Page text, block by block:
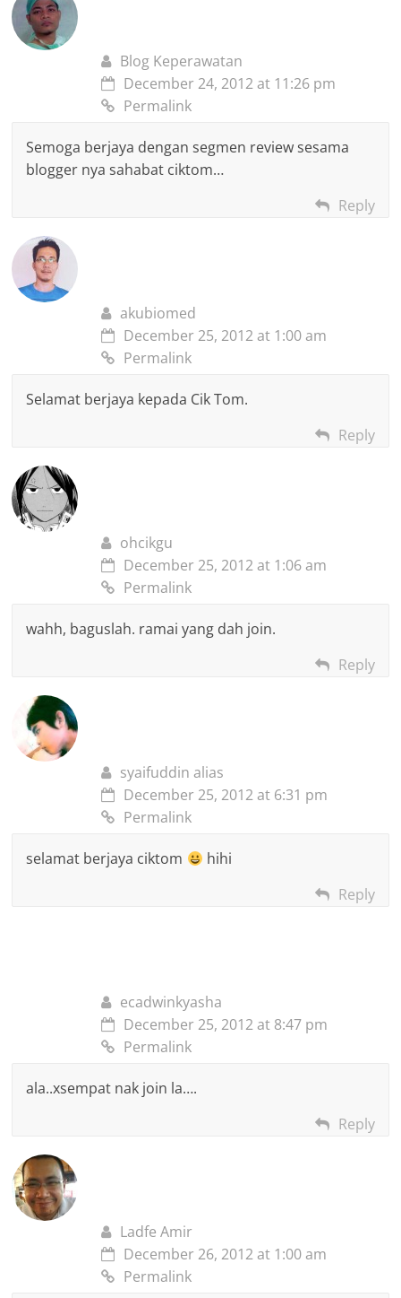
Blog Keperawatan
December 24, 2012 at 11:26 pm
Permalink
Semoga berjaya dengan segmen review sesama
blogger nya sahabat ciktom…
Reply
akubiomed
December 25, 2012 at 1:00 am
Permalink
Selamat berjaya kepada Cik Tom.
Reply
ohcikgu
December 25, 2012 at 1:06 am
Permalink
wahh, baguslah. ramai yang dah join.
Reply
syaifuddin alias
December 25, 2012 at 6:31 pm
Permalink
selamat berjaya ciktom
hihi
Reply
ecadwinkyasha
December 25, 2012 at 8:47 pm
Permalink
ala..xsempat nak join la….
Reply
Ladfe Amir
December 26, 2012 at 1:00 am
Permalink